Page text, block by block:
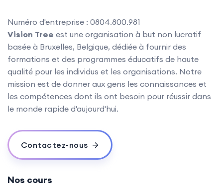
Numéro d'entreprise : 0804.800.981
Vision Tree est une organisation à but non lucratif
basée à Bruxelles, Belgique, dédiée à fournir des
formations et des programmes éducatifs de haute
qualité pour les individus et les organisations. Notre
mission est de donner aux gens les connaissances et
les compétences dont ils ont besoin pour réussir dans
le monde rapide d'aujourd'hui.
Contactez-nous
Nos cours